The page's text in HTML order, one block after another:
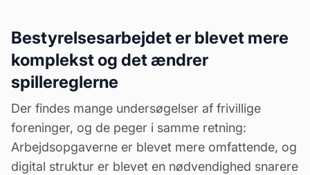
Bestyrelsesarbejdet er blevet mere
komplekst og det ændrer
spillereglerne
Der findes mange undersøgelser af frivillige
foreninger, og de peger i samme retning:
Arbejdsopgaverne er blevet mere omfattende, og
digital struktur er blevet en nødvendighed snarere